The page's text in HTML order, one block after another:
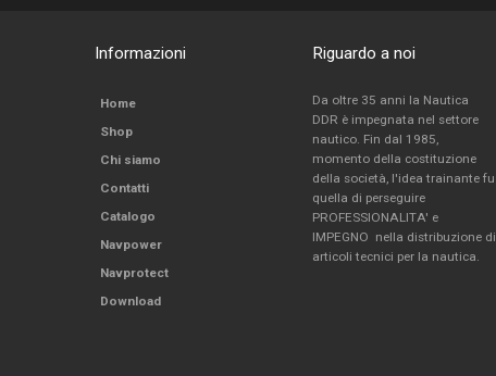
Informazioni
Home
Shop
Chi siamo
Contatti
Catalogo
Navpower
Navprotect
Download
Riguardo a noi
Da oltre 35 anni la Nautica
DDR è impegnata nel settore
nautico. Fin dal 1985,
momento della costituzione
della società, l'idea trainante fu
quella di perseguire
PROFESSIONALITA' e
IMPEGNO nella distribuzione di
articoli tecnici per la nautica.